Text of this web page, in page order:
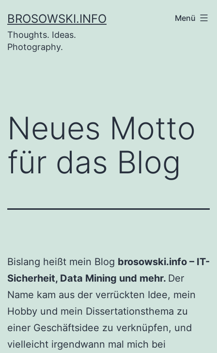
Inhalt
springen
BROSOWSKI.INFO
Thoughts. Ideas.
Photography.
Menü
Neues Motto
für das Blog
Bislang heißt mein Blog brosowski.info – IT-
Sicherheit, Data Mining und mehr. Der
Name kam aus der verrückten Idee, mein
Hobby und mein Dissertationsthema zu
einer Geschäftsidee zu verknüpfen, und
vielleicht irgendwann mal mich bei